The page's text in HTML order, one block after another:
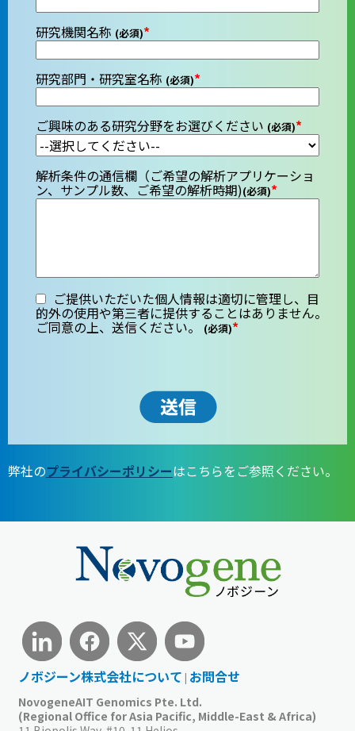
研究機関名称 (必須)*
研究部門・研究室名称 (必須)*
ご興味のある研究分野をお選びください (必須)*
解析条件の通信欄（ご希望の解析アプリケーショ
ン、サンプル数、ご希望の解析時期)(必須)*
ご提供いただいた個人情報は適切に管理し、目
的外の使用や第三者に提供することはありません。
ご同意の上、送信ください。 (必須)*
弊社のプライバシーポリシーはこちらをご参照ください。
ノボジーン株式会社について | お問合せ
NovogeneAIT Genomics Pte. Ltd.
(Regional Office for Asia Pacific, Middle-East & Africa)